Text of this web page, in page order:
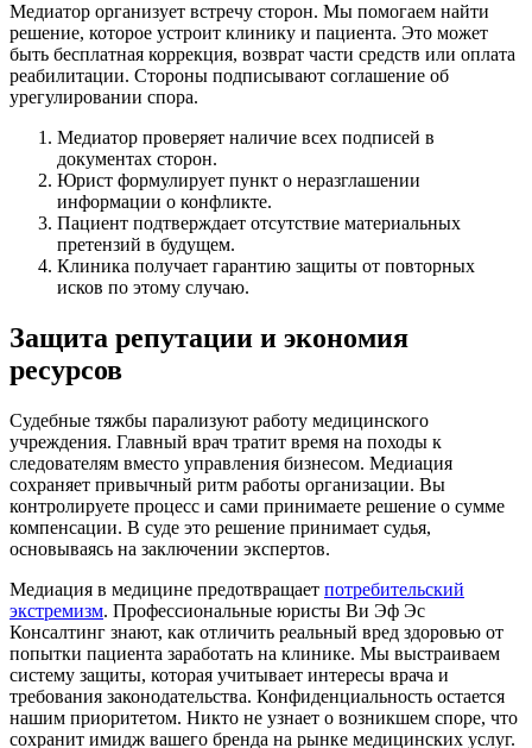
Медиатор организует встречу сторон. Мы помогаем найти
решение, которое устроит клинику и пациента. Это может
быть бесплатная коррекция, возврат части средств или оплата
реабилитации. Стороны подписывают соглашение об
урегулировании спора.
Медиатор проверяет наличие всех подписей в
документах сторон.
Юрист формулирует пункт о неразглашении
информации о конфликте.
Пациент подтверждает отсутствие материальных
претензий в будущем.
Клиника получает гарантию защиты от повторных
исков по этому случаю.
Защита репутации и экономия
ресурсов
Судебные тяжбы парализуют работу медицинского
учреждения. Главный врач тратит время на походы к
следователям вместо управления бизнесом. Медиация
сохраняет привычный ритм работы организации. Вы
контролируете процесс и сами принимаете решение о сумме
компенсации. В суде это решение принимает судья,
основываясь на заключении экспертов.
Медиация в медицине предотвращает потребительский
экстремизм. Профессиональные юристы Ви Эф Эс
Консалтинг знают, как отличить реальный вред здоровью от
попытки пациента заработать на клинике. Мы выстраиваем
систему защиты, которая учитывает интересы врача и
требования законодательства. Конфиденциальность остается
нашим приоритетом. Никто не узнает о возникшем споре, что
сохранит имидж вашего бренда на рынке медицинских услуг.